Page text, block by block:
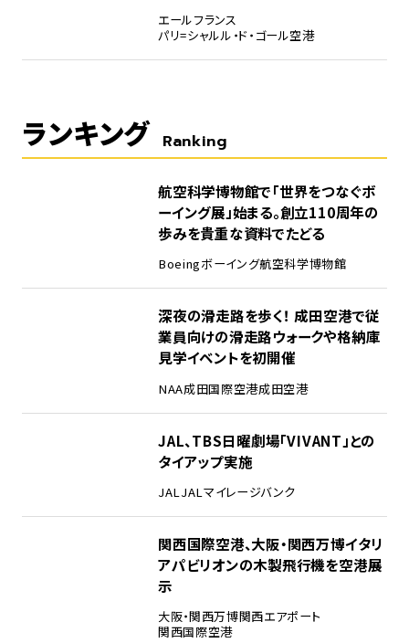
エールフランス
パリ=シャルル・ド・ゴール空港
ランキング Ranking
航空科学博物館で「世界をつなぐボ
ーイング展」始まる。創立110周年の
歩みを貴重な資料でたどる
Boeingボーイング航空科学博物館
深夜の滑走路を歩く！ 成田空港で従
業員向けの滑走路ウォークや格納庫
見学イベントを初開催
NAA成田国際空港成田空港
JAL、TBS日曜劇場「VIVANT」との
タイアップ実施
JALJALマイレージバンク
関西国際空港、大阪・関西万博イタリ
アパビリオンの木製飛行機を空港展
示
大阪・関西万博関西エアポート
関西国際空港